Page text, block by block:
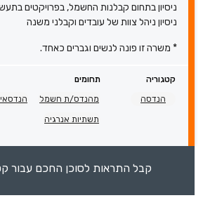
ניסיון בתחום קבלנות החשמל, בפרויקטים
ניסיון ניהל צוות של עובדים וקבלני משנה
* משרה זו פונה לנשים וגברים כאחד.
קטגוריה
תחומים
הנדסה
מהנדס/ת חשמל
תשתיות אנרגיה
קבל התראות לסוכן החכם עבור